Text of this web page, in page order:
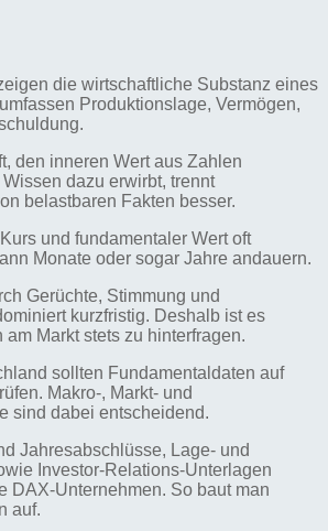
die wirtschaftliche Substanz eines
Produktionslage, Vermögen,
den inneren Wert aus Zahlen
dazu erwirbt, trennt
belastbaren Fakten besser.
und fundamentaler Wert oft
Monate oder sogar Jahre andauern.
Gerüchte, Stimmung und
kurzfristig. Deshalb ist es
Markt stets zu hinterfragen.
sollten Fundamentaldaten auf
Makro-, Markt- und
sind dabei entscheidend.
Jahresabschlüsse, Lage- und
Investor-Relations-Unterlagen
DAX-Unternehmen. So baut man
auf.